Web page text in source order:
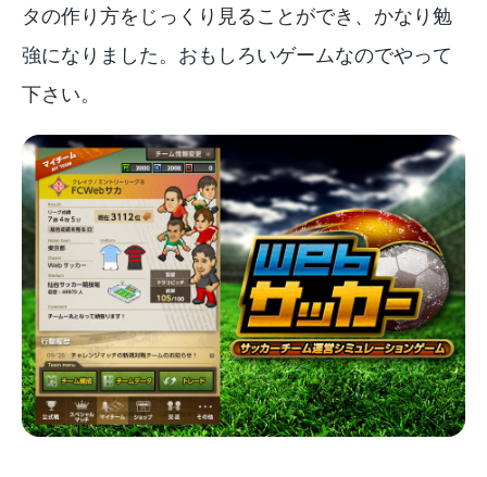
タの作り方をじっくり見ることができ、かなり勉
強になりました。おもしろいゲームなのでやって
下さい。